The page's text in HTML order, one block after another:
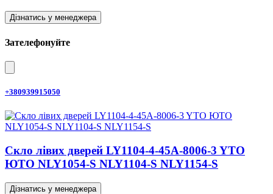
Дізнатись у менеджера
Зателефонуйте
+380939915050
Скло лівих дверей LY1104-4-45A-8006-3 YTO
ЮТО NLY1054-S NLY1104-S NLY1154-S
Дізнатись у менеджера